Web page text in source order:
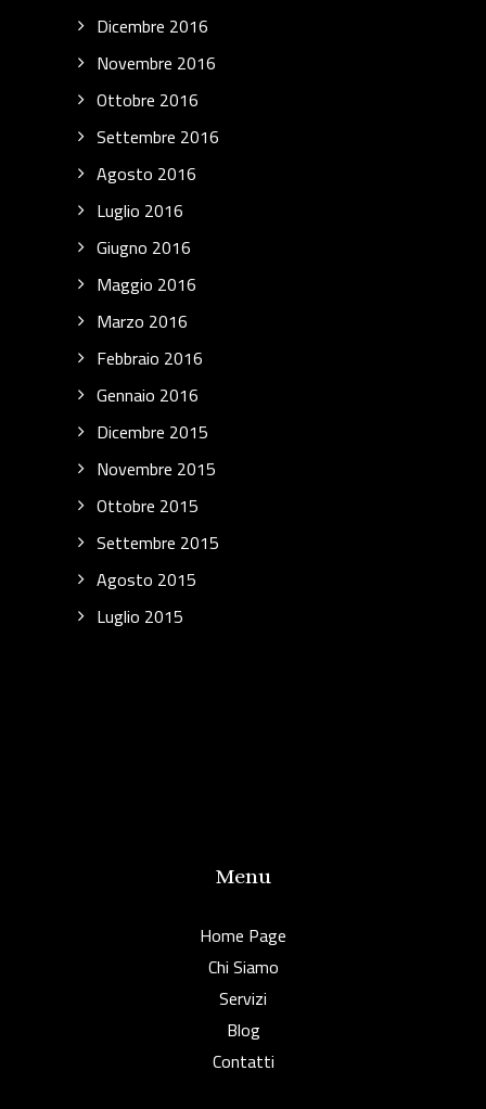
Dicembre 2016
Novembre 2016
Ottobre 2016
Settembre 2016
Agosto 2016
Luglio 2016
Giugno 2016
Maggio 2016
Marzo 2016
Febbraio 2016
Gennaio 2016
Dicembre 2015
Novembre 2015
Ottobre 2015
Settembre 2015
Agosto 2015
Luglio 2015
Menu
Home Page
Chi Siamo
Servizi
Blog
Contatti